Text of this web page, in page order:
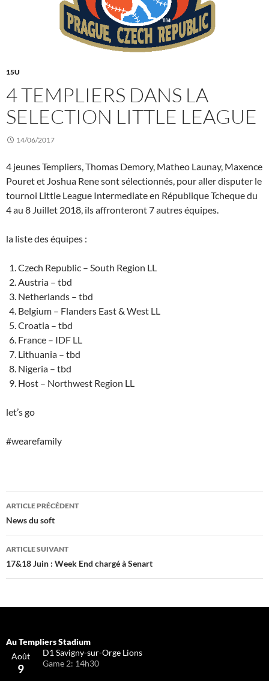
15U
4 TEMPLIERS DANS LA
SELECTION LITTLE LEAGUE
14/06/2017
4 jeunes Templiers, Thomas Demory, Matheo Launay, Maxence
Pouret et Joshua Rene sont sélectionnés, pour aller disputer le
tournoi Little League Intermediate en République Tcheque du
4 au 8 Juillet 2018, ils affronteront 7 autres équipes.
la liste des équipes :
Czech Republic – South Region LL
Austria – tbd
Netherlands – tbd
Belgium – Flanders East & West LL
Croatia – tbd
France – IDF LL
Lithuania – tbd
Nigeria – tbd
Host – Northwest Region LL
let’s go
#wearefamily
Navigation
des
articles
ARTICLE PRÉCÉDENT
News du soft
ARTICLE SUIVANT
17&18 Juin : Week End chargé à Senart
Août
9
D1 Savigny-sur-Orge Lions
Game 2: 14h30